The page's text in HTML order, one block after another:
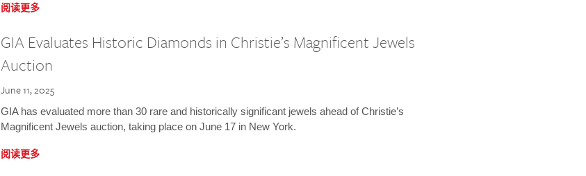
阅读更多
GIA Evaluates Historic Diamonds in Christie’s Magnificent Jewels
Auction
June 11, 2025
GIA has evaluated more than 30 rare and historically significant jewels ahead of Christie’s
Magnificent Jewels auction, taking place on June 17 in New York.
阅读更多